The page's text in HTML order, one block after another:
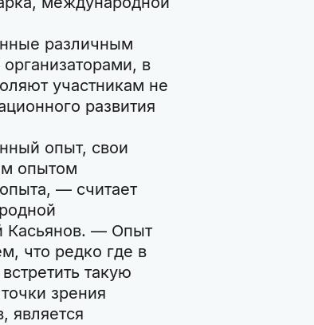
различным
в
участникам не
развития
опыт, свои
опытом
— считает
Касьянов. — Опыт
что редко где в
такую
зрения
является